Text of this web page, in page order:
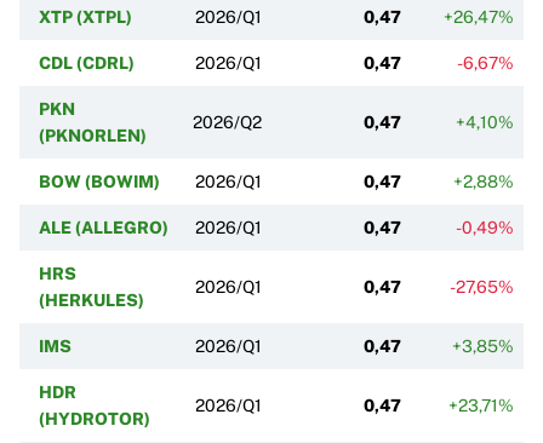
XTP (XTPL) 2026/Q1 0,47 +26,47%
CDL (CDRL) 2026/Q1 0,47 -6,67%
PKN
(PKNORLEN)
2026/Q2 0,47 +4,10%
BOW (BOWIM) 2026/Q1 0,47 +2,88%
ALE (ALLEGRO) 2026/Q1 0,47 -0,49%
HRS
(HERKULES)
2026/Q1 0,47 -27,65%
IMS 2026/Q1 0,47 +3,85%
HDR
(HYDROTOR)
2026/Q1 0,47 +23,71%